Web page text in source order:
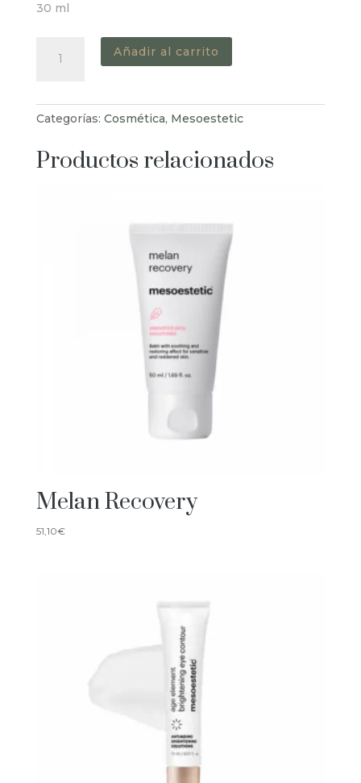
30 ml
Tran3x
cantidad
Añadir al carrito
Categorías: Cosmética, Mesoestetic
Productos relacionados
Melan Recovery
51,10€